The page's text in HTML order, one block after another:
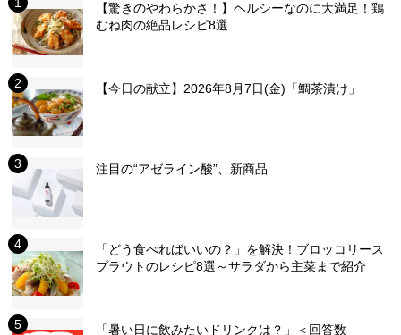
【驚きのやわらかさ！】ヘルシーなのに大満足！鶏
むね肉の絶品レシピ8選
【今日の献立】2026年8月7日(金)「鯛茶漬け」
注目の“アゼライン酸”、新商品
「どう食べればいいの？」を解決！ブロッコリース
プラウトのレシピ8選～サラダから主菜まで紹介
「暑い日に飲みたいドリンクは？」＜回答数